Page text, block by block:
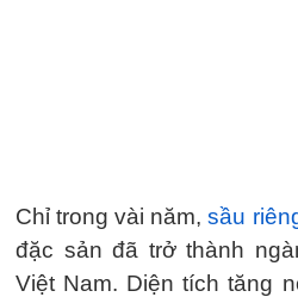
Chỉ trong vài năm,sầu
đặc sản đã trở thành
Việt Nam. Diện tích tăng